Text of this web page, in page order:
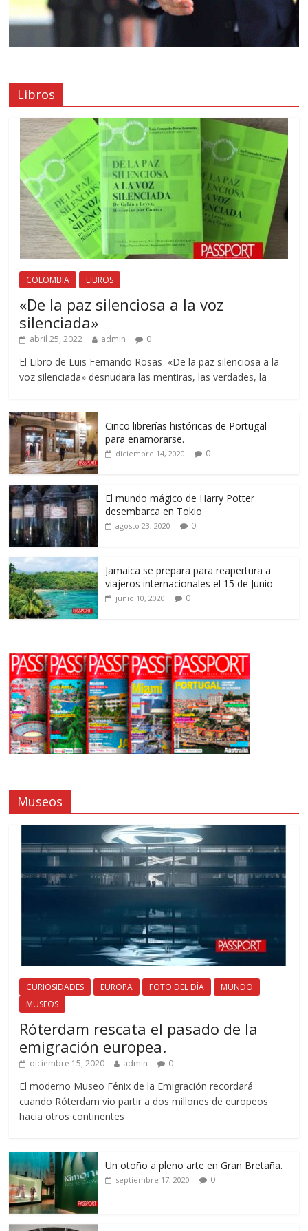
Libros
COLOMBIA LIBROS
«De la paz silenciosa a la voz
silenciada»
abril 25, 2022 admin 0
El Libro de Luis Fernando Rosas «De la paz silenciosa a la
voz silenciada» desnudara las mentiras, las verdades, la
Cinco librerías históricas de Portugal
para enamorarse.
diciembre 14, 2020 0
El mundo mágico de Harry Potter
desembarca en Tokio
agosto 23, 2020 0
Jamaica se prepara para reapertura a
viajeros internacionales el 15 de Junio
junio 10, 2020 0
Museos
CURIOSIDADES EUROPA FOTO DEL DÍA
MUNDO
MUSEOS
Róterdam rescata el pasado de la
emigración europea.
diciembre 15, 2020 admin 0
El moderno Museo Fénix de la Emigración recordará
cuando Róterdam vio partir a dos millones de europeos
hacia otros continentes
Un otoño a pleno arte en Gran Bretaña.
septiembre 17, 2020 0